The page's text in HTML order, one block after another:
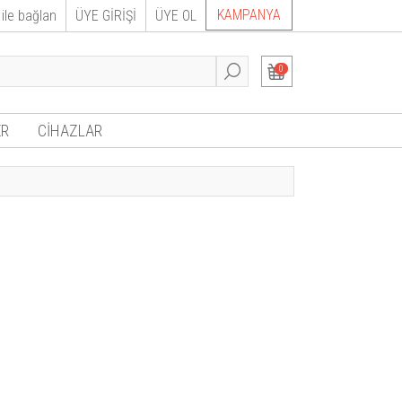
KAMPANYA
bağlan ÜYE GİRİŞİ ÜYE OL
0
CİHAZLAR